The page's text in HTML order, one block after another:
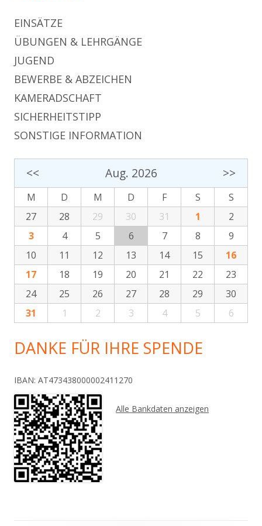
EINSÄTZE
ÜBUNGEN & LEHRGÄNGE
JUGEND
BEWERBE & ABZEICHEN
KAMERADSCHAFT
SICHERHEITSTIPP
SONSTIGE INFORMATION
<< Aug. 2026 >>
M D M D F S
S
27
28 29 30 31 1
2
3
4 5 6 7 8
9
10
11 12 13 14 15
16
17
18 19 20 21 22
23
24
25 26 27 28 29
30
31
1 2 3 4 5 6
DANKE FÜR IHRE SPENDE
IBAN: AT473438000002411270
Alle Bankdaten anzeigen